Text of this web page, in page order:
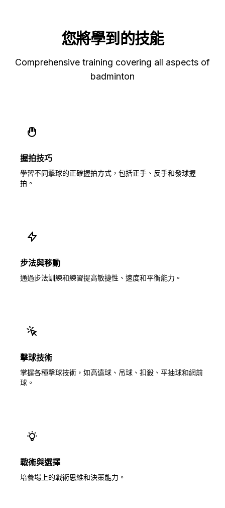
您將學到的技能
Comprehensive training covering all aspects of
badminton
握拍技巧
學習不同擊球的正確握拍方式，包括正手、反手和發球握
拍。
步法與移動
通過步法訓練和練習提高敏捷性、速度和平衡能力。
擊球技術
掌握各種擊球技術，如高遠球、吊球、扣殺、平抽球和網前
球。
戰術與選擇
培養場上的戰術思維和決策能力。